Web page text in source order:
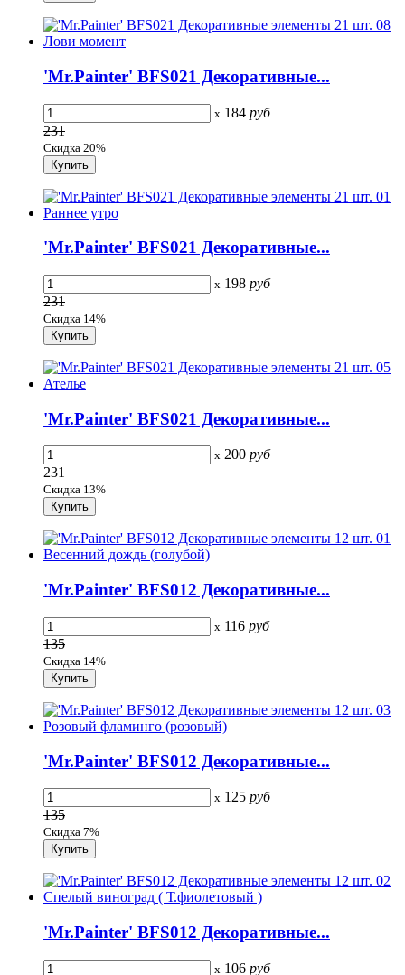
'Mr.Painter' BFS021 Декоративные...
x 184 руб
231
Скидка 20%
'Mr.Painter' BFS021 Декоративные...
x 198 руб
231
Скидка 14%
'Mr.Painter' BFS021 Декоративные...
x 200 руб
231
Скидка 13%
'Mr.Painter' BFS012 Декоративные...
x 116 руб
135
Скидка 14%
'Mr.Painter' BFS012 Декоративные...
x 125 руб
135
Скидка 7%
'Mr.Painter' BFS012 Декоративные...
x 106 руб